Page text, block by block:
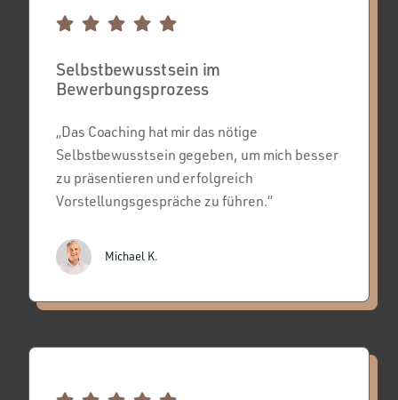
Selbstbewusstsein im
Bewerbungsprozess
„Das Coaching hat mir das nötige
Selbstbewusstsein gegeben, um mich besser
zu präsentieren und erfolgreich
Vorstellungsgespräche zu führen.“
Michael K.